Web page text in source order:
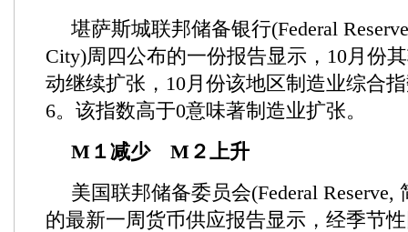
堪萨斯城联邦储备银行(Federal
City)周四公布的一份报告显示，10月份
动继续扩张，10月份该地区制造业综合
6。该指数高于0意味著制造业扩张。
M１减少 M２上升
美国联邦储备委员会(Federal Reserve,
的最新一周货币供应报告显示，经季节